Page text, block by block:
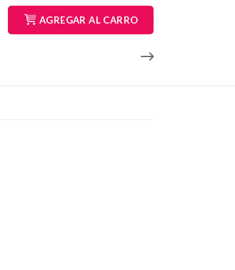
AGREGAR AL CARRO